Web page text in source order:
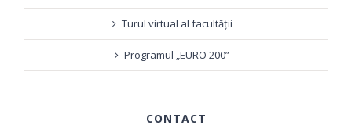
Turul virtual al facultății
Programul „EURO 200”
CONTACT